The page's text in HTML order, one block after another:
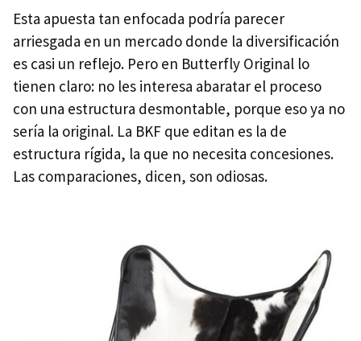
Esta apuesta tan enfocada podría parecer
arriesgada en un mercado donde la diversificación
es casi un reflejo. Pero en Butterfly Original lo
tienen claro: no les interesa abaratar el proceso
con una estructura desmontable, porque eso ya no
sería la original. La BKF que editan es la de
estructura rígida, la que no necesita concesiones.
Las comparaciones, dicen, son odiosas.